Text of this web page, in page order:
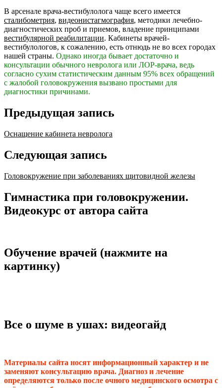
В арсенале врача-вестибулолога чаще всего имеется
сталибометрия, видеонистагмография, методики лечебно-
диагностических проб и приемов, владение принципами
вестибулярной реабилитации. Кабинеты врачей-
вестибулологов, к сожалению, есть отнюдь не во всех городах
нашей страны. Однако иногда бывает достаточно и
консультации обычного невролога или ЛОР-врача, ведь
согласно сухим статистическим данным 95% всех обращений
с жалобой головокружения вызвано простыми для
диагностики причинами.
Предыдущая запись
Оснащение кабинета невролога
Следующая запись
Головокружение при заболеваниях щитовидной железы
Гимнастика при головокружении.
Видеокурс от автора сайта
Обучение врачей (нажмите на
картинку)
Все о шуме в ушах: видеогайд
Материалы сайта носят информационный характер и не
заменяют консультацию врача. Диагноз и лечение
определяются только после очного медицинского осмотра с